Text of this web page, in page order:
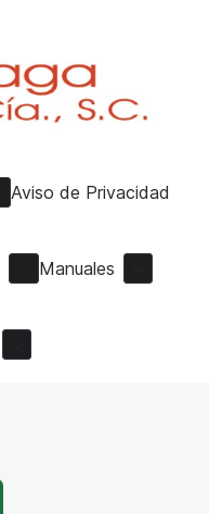
Aviso de Privacidad
Manuales